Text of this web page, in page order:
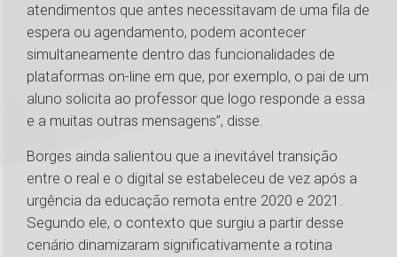
atendimentos que antes necessitavam de uma fila de
espera ou agendamento, podem acontecer
simultaneamente dentro das funcionalidades de
plataformas on-line em que, por exemplo, o pai de um
aluno solicita ao professor que logo responde a essa
e a muitas outras mensagens”, disse.
Borges ainda salientou que a inevitável transição
entre o real e o digital se estabeleceu de vez após a
urgência da educação remota entre 2020 e 2021.
Segundo ele, o contexto que surgiu a partir desse
cenário dinamizaram significativamente a rotina